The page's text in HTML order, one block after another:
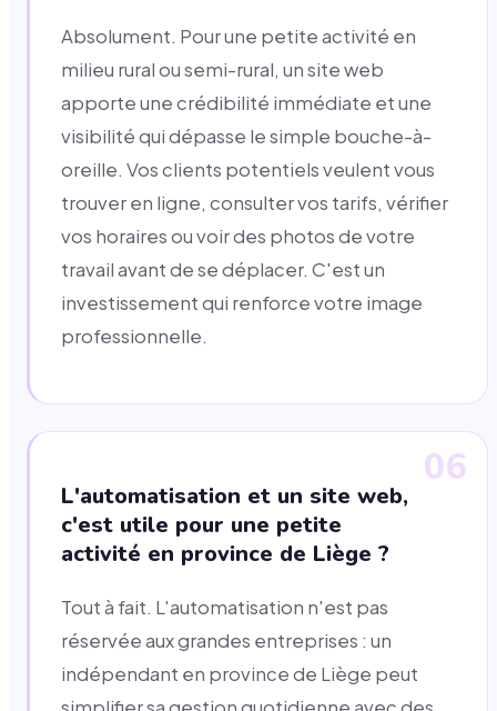
Absolument. Pour une petite activité en
milieu rural ou semi-rural, un site web
apporte une crédibilité immédiate et une
visibilité qui dépasse le simple bouche-à-
oreille. Vos clients potentiels veulent vous
trouver en ligne, consulter vos tarifs, vérifier
vos horaires ou voir des photos de votre
travail avant de se déplacer. C'est un
investissement qui renforce votre image
professionnelle.
06
L'automatisation et un site web,
c'est utile pour une petite
activité en province de Liège ?
Tout à fait. L'automatisation n'est pas
réservée aux grandes entreprises : un
indépendant en province de Liège peut